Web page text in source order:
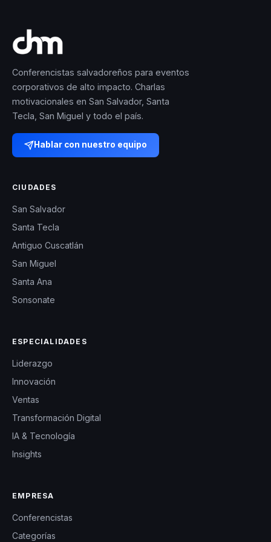
Conferencistas salvadoreños para eventos
corporativos de alto impacto. Charlas
motivacionales en San Salvador, Santa
Tecla, San Miguel y todo el país.
Hablar con nuestro equipo
CIUDADES
San Salvador
Santa Tecla
Antiguo Cuscatlán
San Miguel
Santa Ana
Sonsonate
ESPECIALIDADES
Liderazgo
Innovación
Ventas
Transformación Digital
IA & Tecnología
Insights
EMPRESA
Conferencistas
Categorías